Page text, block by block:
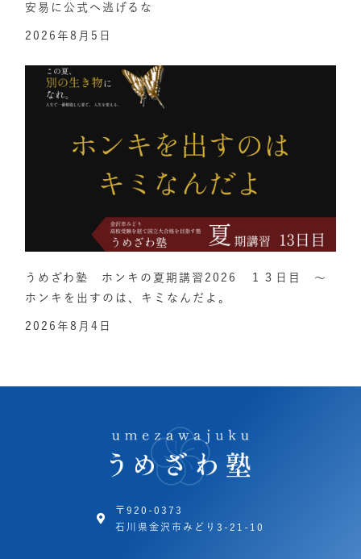
安易に公式へ逃げるな
2026年8月5日
うめざわ塾 ホンキの夏期講習2026 １３日目 ～
ホンキを出すのは、キミなんだよ。
2026年8月4日
〒920-0373
石川県金沢市みどり3-21-10